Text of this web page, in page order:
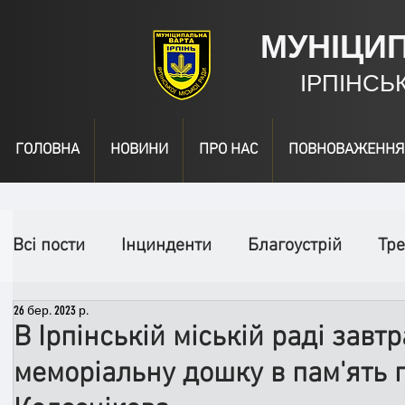
ГОЛОВНА НОВИНИ ПРО НАС ПОВНОВАЖЕННЯ
Всі пости Інцинденти Благоустрій
День народження
Спільні заходи Надзвичайні заходи
В Ірпінській міській раді
меморіальну дошку в пам'ять
26 бер. 2023 р.